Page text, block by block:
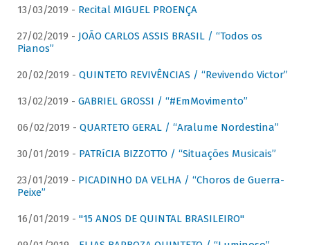
13/03/2019 - Recital MIGUEL PROENÇA
27/02/2019 - JOÃO CARLOS ASSIS BRASIL / “Todos os
Pianos”
20/02/2019 - QUINTETO REVIVÊNCIAS / “Revivendo Victor”
13/02/2019 - GABRIEL GROSSI / “#EmMovimento”
06/02/2019 - QUARTETO GERAL / “Aralume Nordestina”
30/01/2019 - PATRíCIA BIZZOTTO / “Situações Musicais”
23/01/2019 - PICADINHO DA VELHA / “Choros de Guerra-
Peixe”
16/01/2019 - "15 ANOS DE QUINTAL BRASILEIRO"